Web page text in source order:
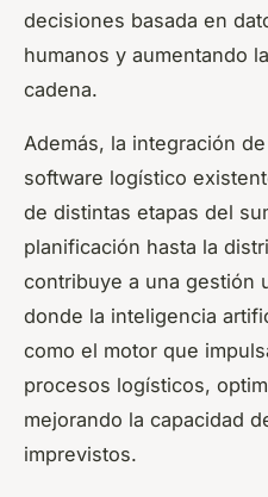
decisiones basada en
humanos y aumentando
cadena.
Además, la integración
software logístico
de distintas etapas del
planificación hasta la
contribuye a una gestión
donde la inteligencia
como el motor que
procesos logísticos,
mejorando la capacidad
imprevistos.